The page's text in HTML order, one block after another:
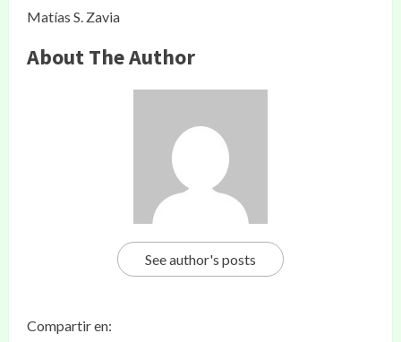
Matías S. Zavia
About The Author
See author's posts
Compartir en: